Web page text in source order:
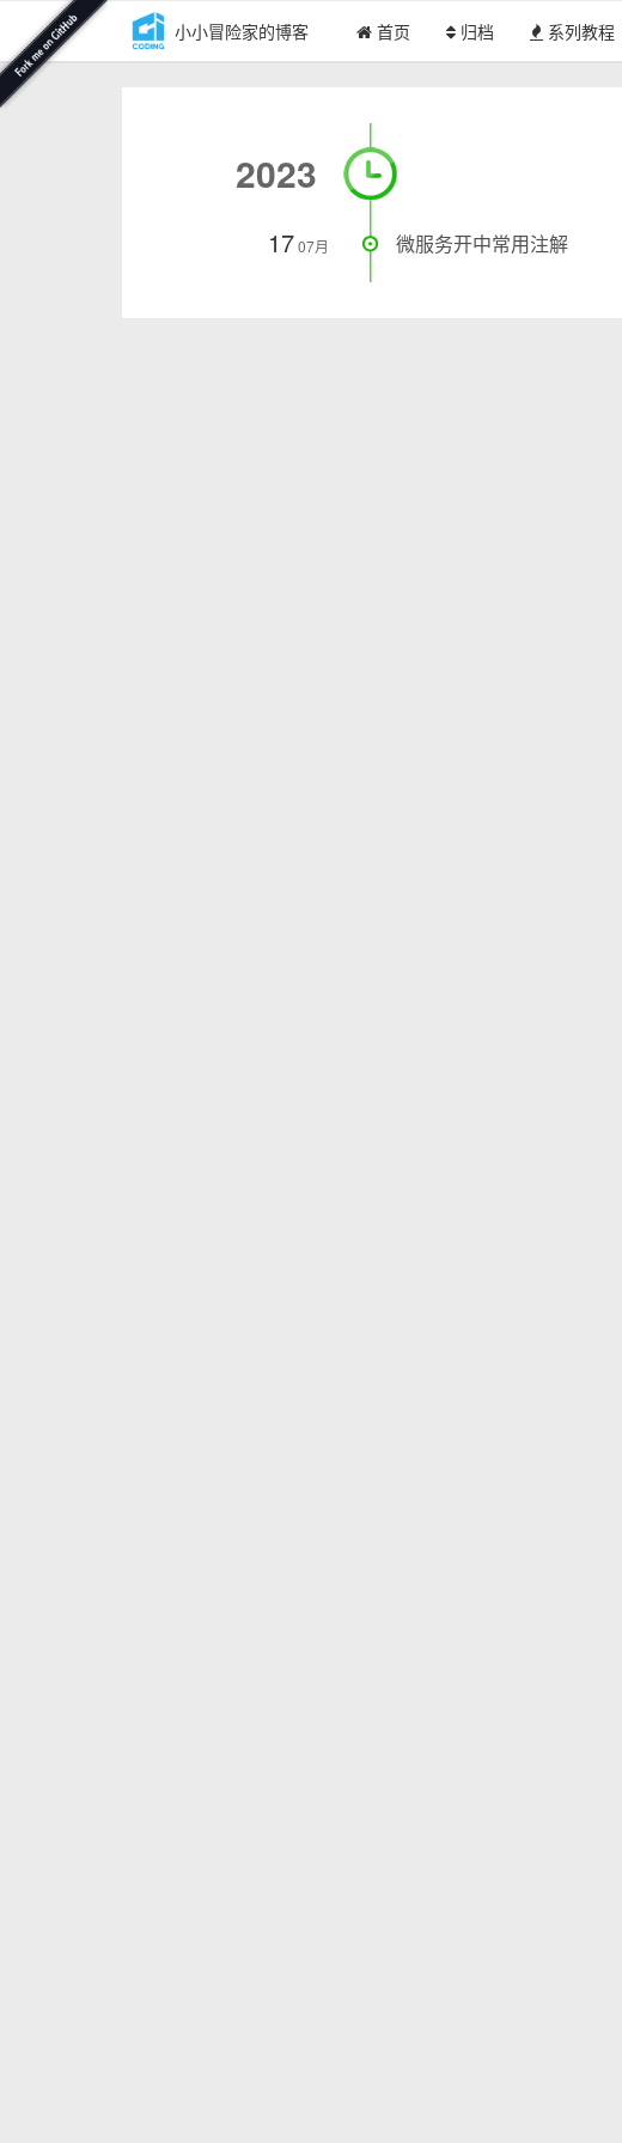
小小冒险家的博客 首页 归档 系列教程
2023
1707月 微服务开中常用注解